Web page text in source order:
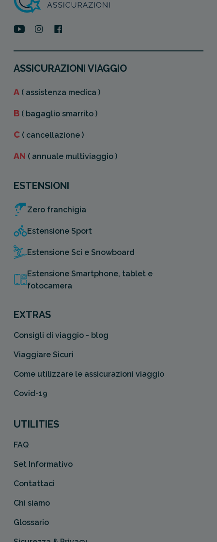
ASSICURAZIONI VIAGGIO
A ( assistenza medica )
B ( bagaglio smarrito )
C ( cancellazione )
AN ( annuale multiviaggio )
ESTENSIONI
Zero franchigia
Estensione Sport
Estensione Sci e Snowboard
Estensione Smartphone, tablet e
fotocamera
EXTRAS
Consigli di viaggio - blog
Viaggiare Sicuri
Come utilizzare le assicurazioni viaggio
Covid-19
UTILITIES
FAQ
Set Informativo
Contattaci
Chi siamo
Glossario